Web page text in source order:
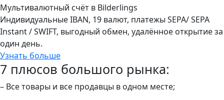
Мультивалютный счёт в Bilderlings
Индивидуальные IBAN, 19 валют, платежы SEPA/ SEPA
Instant / SWIFT, выгодный обмен, удалённое открытие за
один день.
Узнать больше
7 плюсов большого рынка:
– Все товары и все продавцы в одном месте;